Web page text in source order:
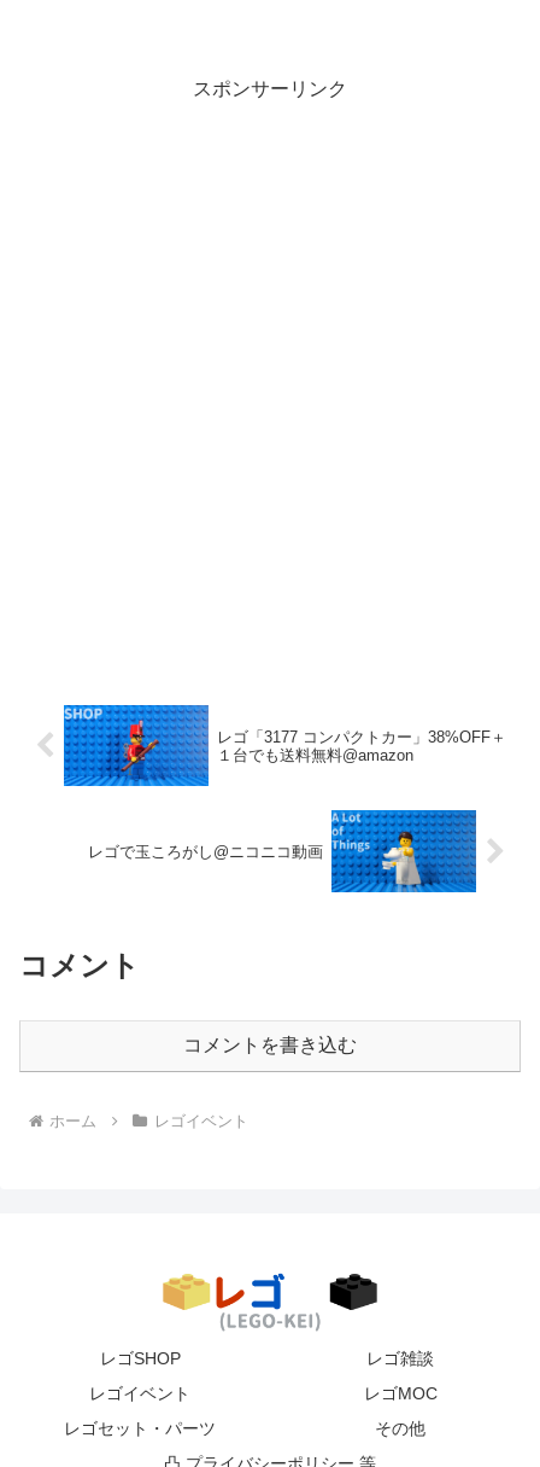
スポンサーリンク
レゴ「3177 コンパクトカー」38%OFF＋
１台でも送料無料@amazon
レゴで玉ころがし@ニコニコ動画
コメント
コメントを書き込む
ホーム レゴイベント
レゴSHOP
レゴ雑談
レゴイベント
レゴMOC
レゴセット・パーツ
その他
凸 プライバシーポリシー 等